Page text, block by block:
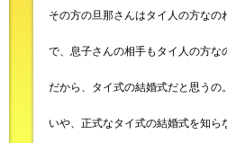
その方の旦那さんはタイ人の方なの
で、息子さんの相手もタイ人の方な
だから、タイ式の結婚式だと思うの
いや、正式なタイ式の結婚式を知ら